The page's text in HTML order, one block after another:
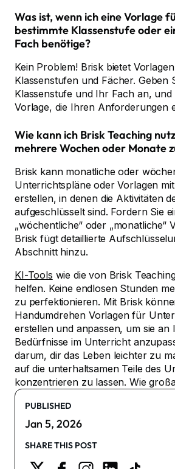
Was ist, wenn ich eine Vorlage
bestimmte Klassenstufe oder
Fach benötige?
Kein Problem! Brisk bietet
Klassenstufen und Fächer. Geben
Klassenstufe und Ihr Fach an, und
Vorlage, die Ihren Anforderungen
Wie kann ich Brisk Teaching
mehrere Wochen oder Monate
Brisk kann monatliche oder
Unterrichtspläne oder Vorlagen
erstellen, in denen die Aktivitäten
aufgeschlüsselt sind. Fordern Sie
„wöchentliche“ oder „monatliche“
Brisk fügt detaillierte
Abschnitt hinzu.
KI-Tools wie die von Brisk
helfen. Keine endlosen Stunden
zu perfektionieren. Mit Brisk
Handumdrehen Vorlagen für
erstellen und anpassen, um sie an
Bedürfnisse im Unterricht
darum, dir das Leben leichter zu
auf die unterhaltsamen Teile des
konzentrieren zu lassen. Wie
PUBLISHED
Jan 5, 2026
SHARE THIS POST